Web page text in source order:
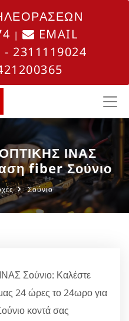
|
EMAIL
2311119024
ΙΝΑΣ
fiber Σούνιο
Σούνιο
Σούνιο: Καλέστε
24 ώρες το 24ωρο για
κοντά σας